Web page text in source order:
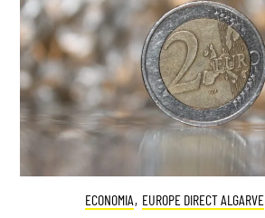
ECONOMIA, EUROPE DIRECT ALGARVE